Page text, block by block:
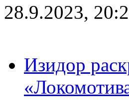
28.9.2023,
Изидор